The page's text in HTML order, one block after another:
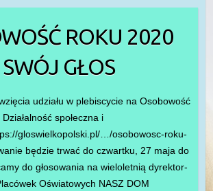
ROKU 2020
GŁOS
udziału w plebiscycie na Osobowość
społeczna i
gloswielkopolski.pl/…/osobowosc-roku-
będzie trwać do czwartku, 27 maja do
do głosowania na wieloletnią dyrektor-
Oświatowych NASZ DOM